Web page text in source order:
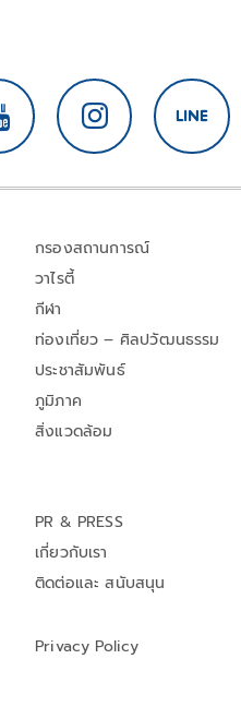
กรองสถานการณ์
วาไรตี้
กีฬา
ท่องเที่ยว – ศิลปวัฒนธรรม
ประชาสัมพันธ์
ภูมิภาค
สิ่งแวดล้อม
PR & PRESS
เกี่ยวกับเรา
ติดต่อและ สนับสนุน
Privacy Policy